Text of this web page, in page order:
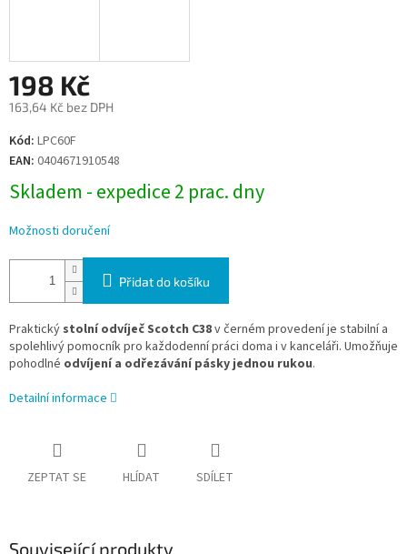
198 Kč
163,64 Kč bez DPH
Měrná
cena:
Kód: LPC60F
EAN: 0404671910548
Skladem - expedice 2 prac. dny
Možnosti doručení
Přidat do košíku
Praktický stolní odvíječ Scotch C38v černém provedení je stabilní a
spolehlivý pomocník pro každodenní práci doma i v kanceláři. Umožňuje
pohodlné odvíjení a odřezávání pásky jednou rukou.
Detailní informace
ZEPTAT SE HLÍDAT SDÍLET
Související produkty